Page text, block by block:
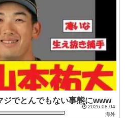
ジでとんでもない事態にwww
2026.08.04
海外